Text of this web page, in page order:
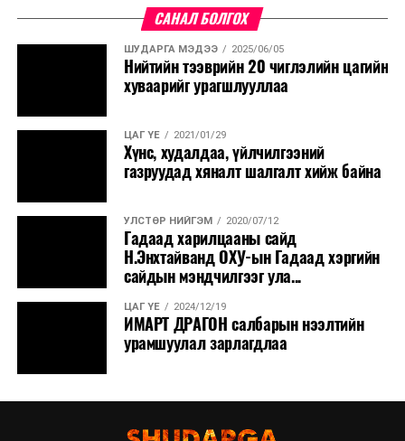
САНАЛ БОЛГОХ
ШУДАРГА МЭДЭЭ 2025/06/05
Нийтийн тээврийн 20 чиглэлийн цагийн
хуваарийг урагшлууллаа
ЦАГ ҮЕ 2021/01/29
Хүнс, худалдаа, үйлчилгээний
газруудад хяналт шалгалт хийж байна
УЛСТӨР НИЙГЭМ 2020/07/12
Гадаад харилцааны сайд
Н.Энхтайванд ОХУ-ын Гадаад хэргийн
сайдын мэндчилгээг ула...
ЦАГ ҮЕ 2024/12/19
ИМАРТ ДРАГОН салбарын нээлтийн
урамшуулал зарлагдлаа